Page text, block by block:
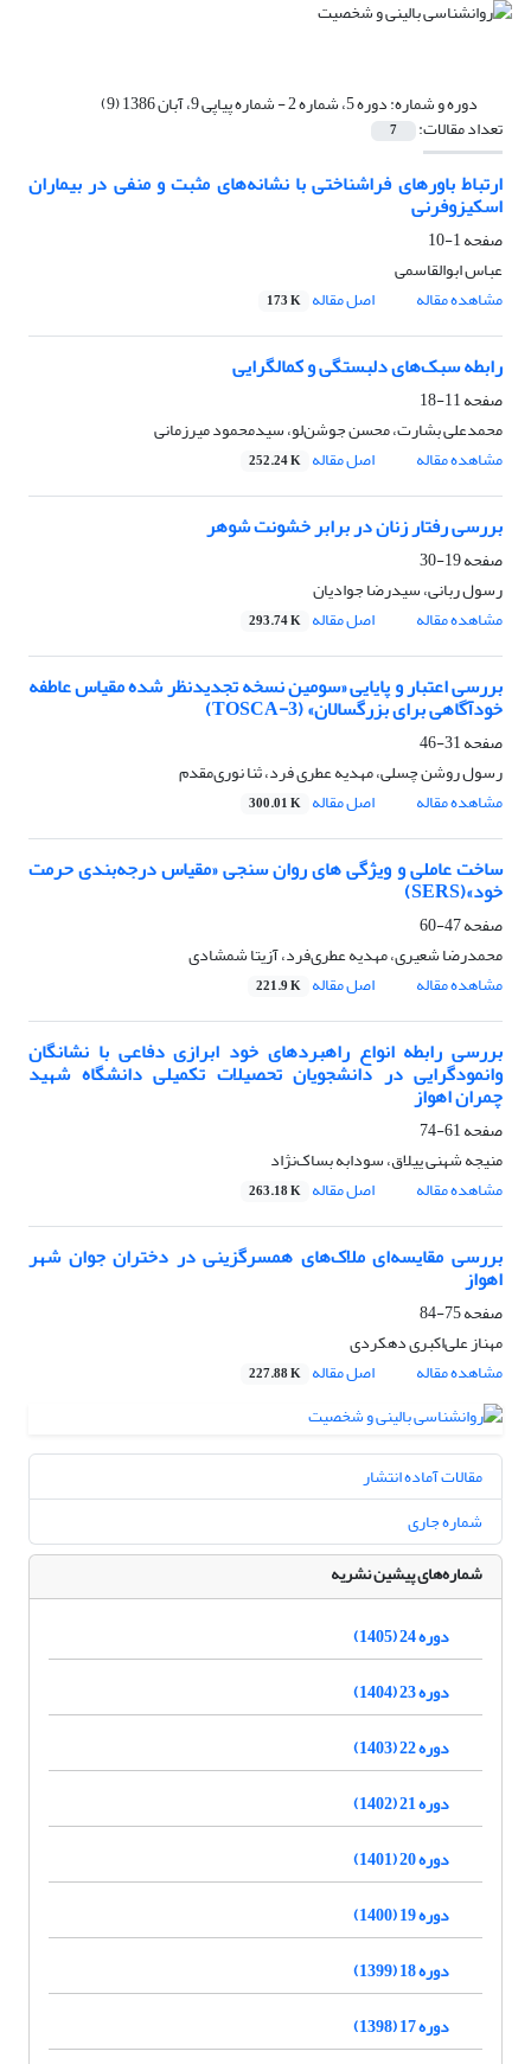
دوره و شماره:دوره 5، شماره 2 - شماره پیاپی 9، آبان 1386 (9)
تعداد مقالات: 7
ارتباط باورهای فراشناختی با نشانه‌های مثبت و منفی در بیماران
اسکیزوفرنی
صفحه1-10
عباس ابوالقاسمی
مشاهده مقاله
اصل مقاله 173 K
رابطه سبک‌های دلبستگی و کمال‏گرایی
صفحه11-18
محمدعلی بشارت، محسن جوشن‌لو، سیدمحمود میرزمانی
مشاهده مقاله
اصل مقاله 252.24 K
بررسی رفتار زنان در برابر خشونت شوهر
صفحه19-30
رسول‌ ربانی، سیدرضا جوادیان
مشاهده مقاله
اصل مقاله 293.74 K
بررسی اعتبار و پایایی «سومین نسخه تجدیدنظر شده مقیاس عاطفه
خودآگاهی برای بزرگسالان» (TOSCA-3)
صفحه31-46
رسول روشن چسلی، مهدیه عطری فرد، ثنا نوری‌مقدم
مشاهده مقاله
اصل مقاله 300.01 K
ساخت عاملی و ویژگی های روان سنجی «مقیاس درجه‌بندی حرمت
خود»(SERS)
صفحه47-60
محمدرضا شعیری، مهدیه عطری‌فرد، آزیتا شمشادی
مشاهده مقاله
اصل مقاله 221.9 K
بررسی رابطه انواع راهبردهای خود ابرازی دفاعی با نشانگان
وانمودگرایی در دانشجویان تحصیلات تکمیلی دانشگاه شهید
چمران اهواز
صفحه61-74
منیجه شهنی ییلاق، سودابه بساک‌نژاد
مشاهده مقاله
اصل مقاله 263.18 K
بررسی مقایسه‌ای ملاک‌های همسر‌گزینی در دختران جوان شهر
اهواز
صفحه75-84
مهناز علی‌اکبری دهکردی
مشاهده مقاله
اصل مقاله 227.88 K
مقالات آماده انتشار
شماره جاری
شماره‌های پیشین نشریه
دوره 24 (1405)
دوره 23 (1404)
دوره 22 (1403)
دوره 21 (1402)
دوره 20 (1401)
دوره 19 (1400)
دوره 18 (1399)
دوره 17 (1398)